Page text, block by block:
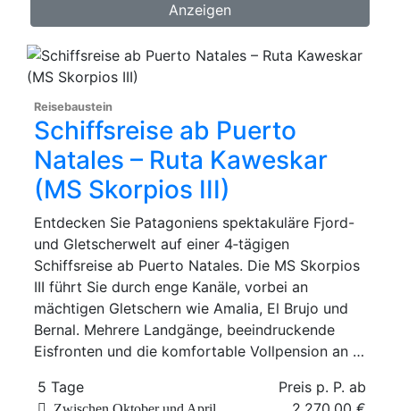
Anzeigen
Reisebaustein
Schiffsreise ab Puerto
Natales – Ruta Kaweskar
(MS Skorpios III)
Entdecken Sie Patagoniens spektakuläre Fjord-
und Gletscherwelt auf einer 4‑tägigen
Schiffsreise ab Puerto Natales. Die MS Skorpios
III führt Sie durch enge Kanäle, vorbei an
mächtigen Gletschern wie Amalia, El Brujo und
Bernal. Mehrere Landgänge, beeindruckende
Eisfronten und die komfortable Vollpension an …
5 Tage
Preis p. P. ab